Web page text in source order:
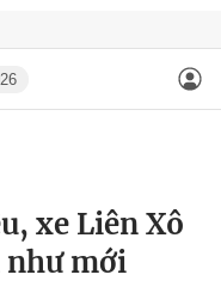
xe Liên Xô
mới